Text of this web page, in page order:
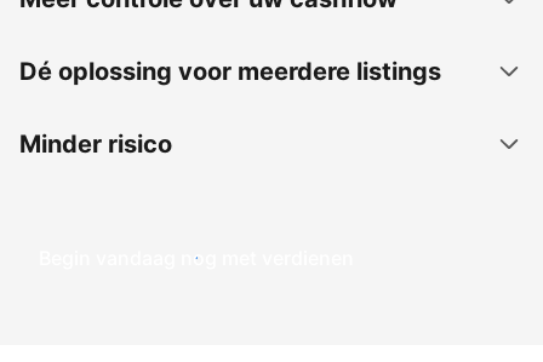
Dé oplossing voor meerdere listings
Minder risico
Begin vandaag nog met verdienen